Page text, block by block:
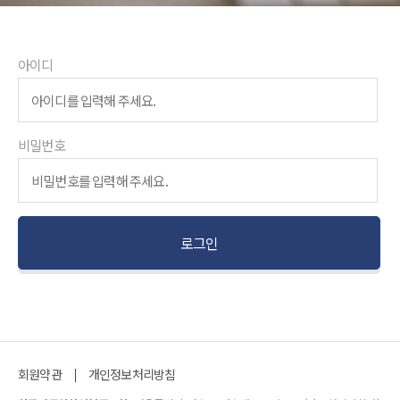
아이디
비밀번호
회원약관 개인정보처리방침